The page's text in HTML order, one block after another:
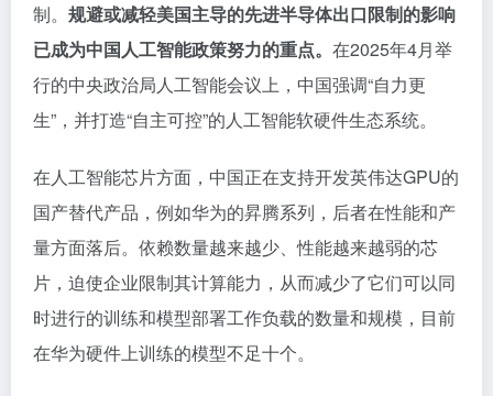
制。 规避或减轻美国主导的先进半导体出口限制的影响
已成为中国人工智能政策努力的重点。 在2025年4月举
行的中央政治局人工智能会议上，中国强调“自力更
生”，并打造“自主可控”的人工智能软硬件生态系统。
在人工智能芯片方面，中国正在支持开发英伟达GPU的
国产替代产品，例如华为的昇腾系列，后者在性能和产
量方面落后。依赖数量越来越少、性能越来越弱的芯
片，迫使企业限制其计算能力，从而减少了它们可以同
时进行的训练和模型部署工作负载的数量和规模，目前
在华为硬件上训练的模型不足十个。